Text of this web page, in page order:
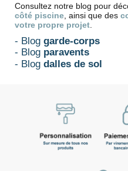
Consultez notre blog pour
côté piscine , ainsi que des
votre propre projet
- Blog garde-corps
- Blog paravents
- Blog dalles de sol